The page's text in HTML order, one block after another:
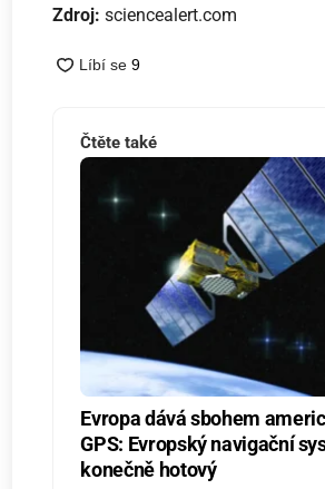
Zdroj:sciencealert.com
Čtěte také
Evropa dává sbohem
GPS: Evropský navigační
konečně hotový